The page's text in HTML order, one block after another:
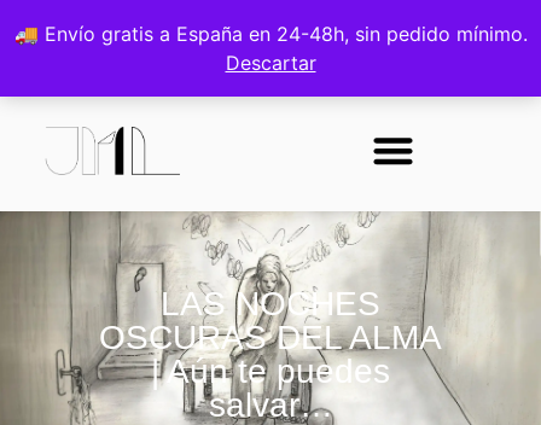
🚚 Envío gratis a España en 24-48h, sin pedido mínimo.
Descartar
ES
0
LAS NOCHES
OSCURAS DEL ALMA
| Aún te puedes
salvar…